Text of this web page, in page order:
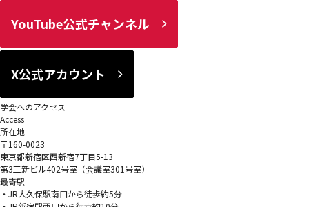
YouTube公式チャンネル
X公式アカウント
学会へのアクセス
Access
所在地
〒160-0023
東京都新宿区西新宿7丁目5-13
第3工新ビル402号室（会議室301号室）
最寄駅
・JR大久保駅南口から徒歩約5分